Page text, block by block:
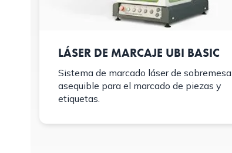
LÁSER DE MARCAJE UBI BASIC
Sistema de marcado láser de sobremesa
asequible para el marcado de piezas y
etiquetas.